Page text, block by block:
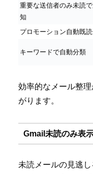
重要な送信者のみ未読
知
プロモーション自動既
キーワードで自動分類
効率的なメール整
がります。
Gmail未読のみ表
未読メールの見逃